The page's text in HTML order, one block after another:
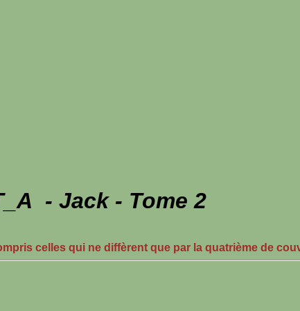
- Jack - Tome 2
celles qui ne diffèrent que par la quatrième de